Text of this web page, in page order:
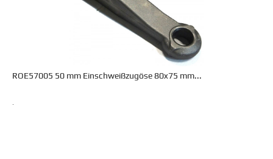
ROE57005 50 mm Einschweißzugöse 80x75 mm...